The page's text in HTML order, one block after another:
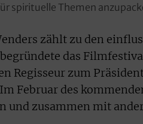
spirituelle Themen
zählt zu den
das
Regisseur zum
Februar des
und zusammen mit